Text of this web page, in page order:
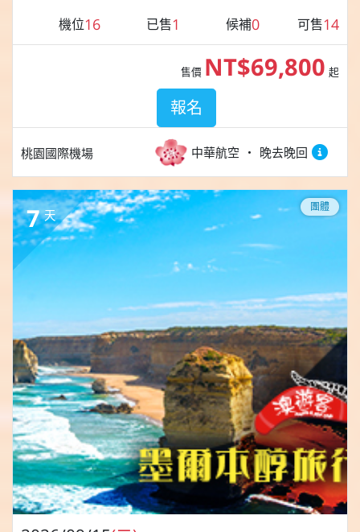
機位16 已售1 候補0 可售14
桃園國際機場 中華航空 晚去晚回
售價 NT$69,800 起
報名
7 天
團體